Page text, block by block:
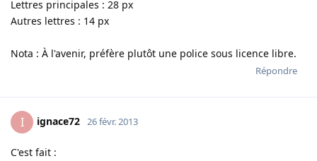
Lettres principales : 28 px
Autres lettres : 14 px
Nota : À l'avenir, préfère plutôt une police sous licence libre.
Répondre
I ignace72 26 févr. 2013
C'est fait :